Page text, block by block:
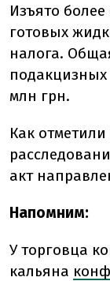
Изъято
готовых
налога.
подакцизных
млн грн.
Как
акт
Напомним:
У торговца
кальяна